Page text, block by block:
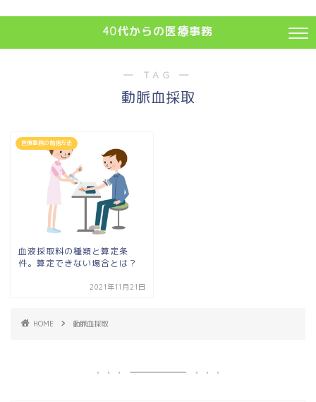
40代からの医療事務
― TAG ―
動脈血採取
医療事務の勉強方法
血液採取料の種類と算定条
件。算定できない場合とは？
2021年11月21日
HOME 動脈血採取